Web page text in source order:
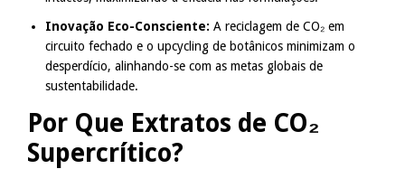
Inovação Eco-Consciente: A reciclagem de CO₂ em
circuito fechado e o upcycling de botânicos minimizam o
desperdício, alinhando-se com as metas globais de
sustentabilidade.
Por Que Extratos de CO₂
Supercrítico?